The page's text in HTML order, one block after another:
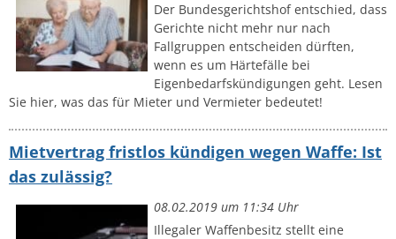
Der Bundesgerichtshof entschied, dass
Gerichte nicht mehr nur nach
Fallgruppen entscheiden dürften,
wenn es um Härtefälle bei
Eigenbedarfskündigungen geht. Lesen
Sie hier, was das für Mieter und Vermieter bedeutet!
Mietvertrag fristlos kündigen wegen Waffe: Ist
das zulässig?
08.02.2019 um 11:34 Uhr
Illegaler Waffenbesitz stellt eine